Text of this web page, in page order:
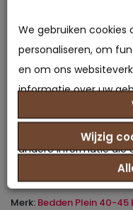
Ledikant
combi
0
Merk: Bedden Plein 40-45
We gebruiken
personaliseren, om
en om ons
informatie over uw
partners voor social
partners kunnen
andere informatie die
hebben verzameld op
services.
Wijzig